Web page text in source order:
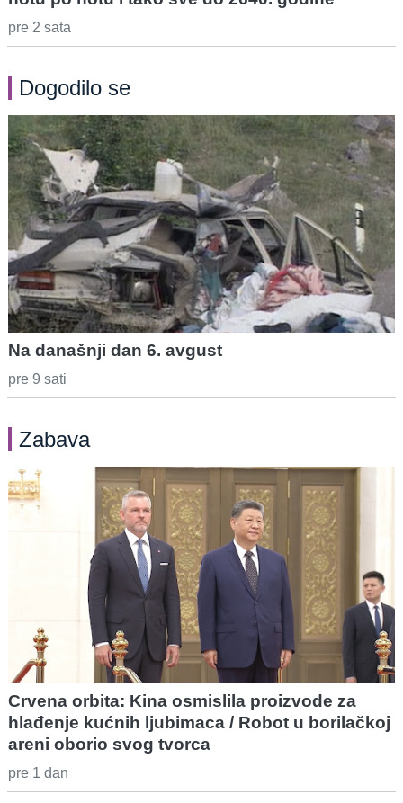
pre 2 sata
Dogodilo se
Na današnji dan 6. avgust
pre 9 sati
Zabava
Crvena orbita: Kina osmislila proizvode za
hlađenje kućnih ljubimaca / Robot u borilačkoj
areni oborio svog tvorca
pre 1 dan